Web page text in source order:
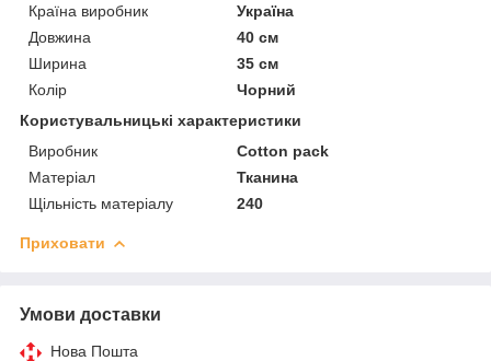
Країна виробник
Україна
Довжина
40 см
Ширина
35 см
Колір
Чорний
Користувальницькі характеристики
Виробник
Cotton pack
Матеріал
Тканина
Щільність матеріалу
240
Приховати
Умови доставки
Нова Пошта